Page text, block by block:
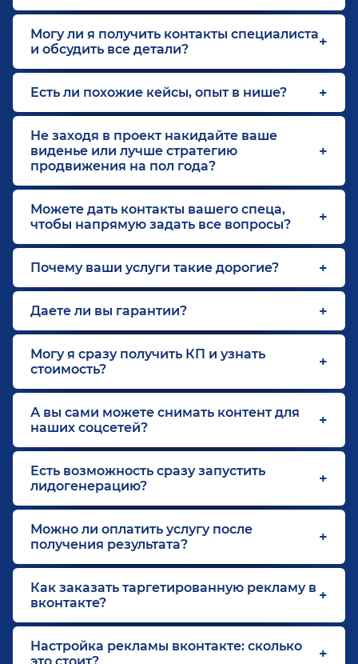
Могу ли я получить контакты специалиста
и обсудить все детали?
Есть ли похожие кейсы, опыт в нише?
Не заходя в проект накидайте ваше
виденье или лучше стратегию
продвижения на пол года?
Можете дать контакты вашего спеца,
чтобы напрямую задать все вопросы?
Почему ваши услуги такие дорогие?
Даете ли вы гарантии?
Могу я сразу получить КП и узнать
стоимость?
А вы сами можете снимать контент для
наших соцсетей?
Есть возможность сразу запустить
лидогенерацию?
Можно ли оплатить услугу после
получения результата?
Как заказать таргетированную рекламу в
вконтакте?
Настройка рекламы вконтакте: сколько